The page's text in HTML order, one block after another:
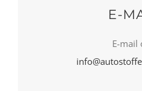
E-
E-mail